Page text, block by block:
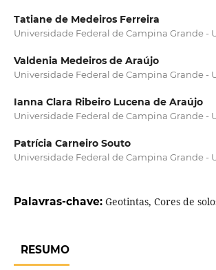
Tatiane de Medeiros Ferreira
Universidade Federal de Campina Grande -
Valdenia Medeiros de Araújo
Universidade Federal de Campina Grande -
Ianna Clara Ribeiro Lucena de Araújo
Universidade Federal de Campina Grande -
Patrícia Carneiro Souto
Universidade Federal de Campina Grande -
Palavras-chave: Geotintas, Cores de
RESUMO